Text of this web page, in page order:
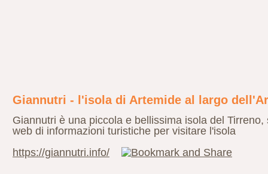
Giannutri - l'isola di Artemide al largo
Giannutri è una piccola e bellissima isola del
web di informazioni turistiche per visitare l'isola
https://giannutri.info/